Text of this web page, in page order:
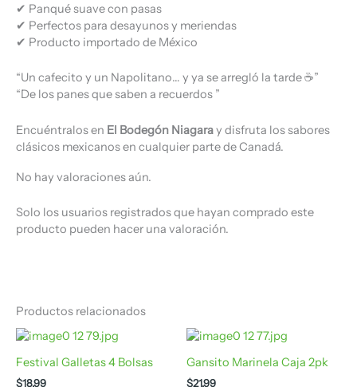
✔ Panqué suave con pasas
✔ Perfectos para desayunos y meriendas
✔ Producto importado de México
“Un cafecito y un Napolitano… y ya se arregló la tarde ☕”
“De los panes que saben a recuerdos ”
Encuéntralos en El Bodegón Niagaray disfruta los sabores
clásicos mexicanos en cualquier parte de Canadá.
No hay valoraciones aún.
Solo los usuarios registrados que hayan comprado este
producto pueden hacer una valoración.
Productos relacionados
Festival Galletas 4 Bolsas
$18.99
Gansito Marinela Caja 2pk
$21.99